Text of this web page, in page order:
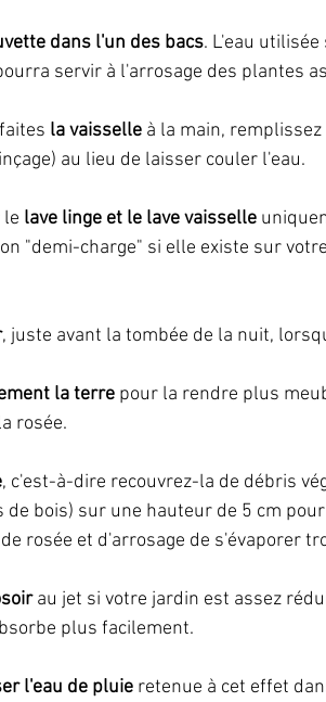
dans l'un des bacs. L'eau
servir à l'arrosage des plantes
la vaisselle à la main,
au lieu de laisser couler l'eau.
lave linge et le lave vaisselle
"demi-charge" si elle existe sur
, juste avant la tombée de la nuit,
la terre pour la rendre plus
rosée.
, c'est-à-dire recouvrez-la de débris
de bois) sur une hauteur de 5 cm
rosée et d'arrosage de s'évaporer
au jet si votre jardin est assez
plus facilement.
l'eau de pluie retenue à cet effet